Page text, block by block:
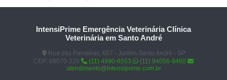
IntensiPrime Emergência Veterinária Clínica
Veterinária em Santo André
Rua das Paineiras, 607 - Jardim Santo André - SP
CEP: 09070-220
(11) 4990-6553
(11) 94056-9460
atendimento@intensiprime.com.br